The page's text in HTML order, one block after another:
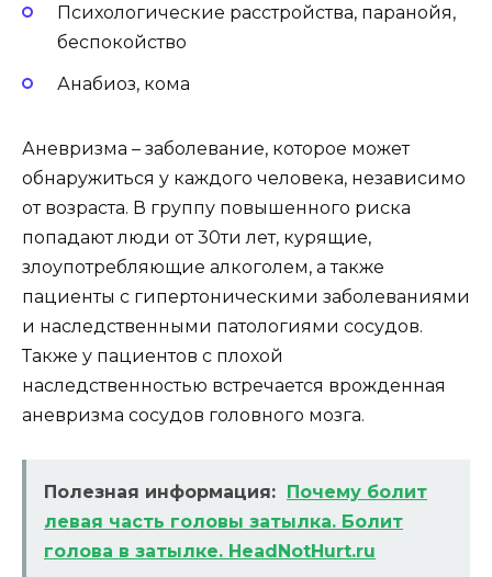
Психологические расстройства, паранойя,
беспокойство
Анабиоз, кома
Аневризма – заболевание, которое может
обнаружиться у каждого человека, независимо
от возраста. В группу повышенного риска
попадают люди от 30ти лет, курящие,
злоупотребляющие алкоголем, а также
пациенты с гипертоническими заболеваниями
и наследственными патологиями сосудов.
Также у пациентов с плохой
наследственностью встречается врожденная
аневризма сосудов головного мозга.
Полезная информация: Почему болит
левая часть головы затылка. Болит
голова в затылке. HeadNotHurt.ru